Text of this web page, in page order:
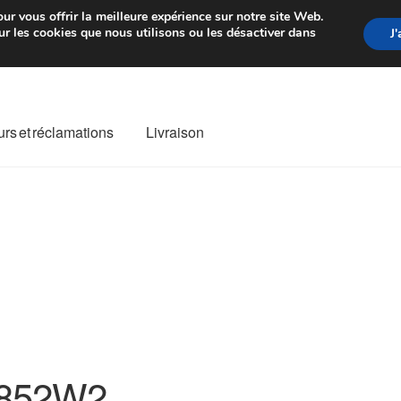
de 7 EUR Du lundi au
et réclamations Livraison
vous offrir la meilleure expérience sur notre site Web.
les cookies que nous utilisons ou les désactiver dans